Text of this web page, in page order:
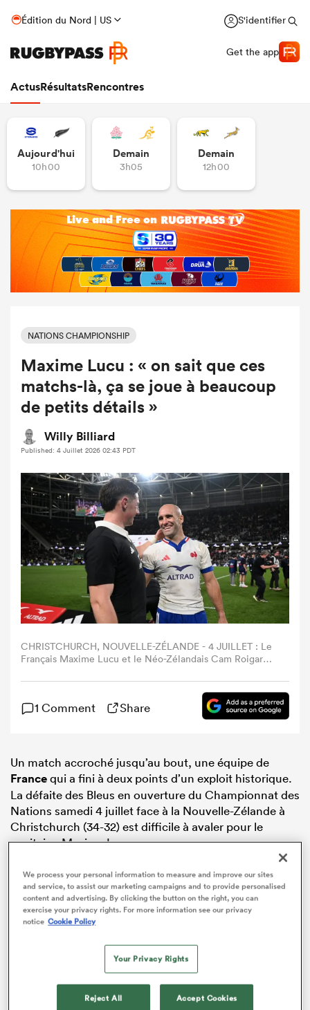
Édition du Nord | US S'identifier
Get the app
ActusRésultatsRencontres
Aujourd'hui
10h00
Demain
3h05
Demain
12h00
NATIONS CHAMPIONSHIP
Maxime Lucu : « on sait que ces
matchs-là, ça se joue à beaucoup
de petits détails »
Willy Billiard
Published: 4 Juillet 2026 02:43 PDT
CHRISTCHURCH, NOUVELLE-ZÉLANDE - 4 JUILLET : Le
Français Maxime Lucu et le Néo-Zélandais Cam Roigard
opposant les All Blacks néo-zélandais à la France au One
New Zealand Stadium, le 4 juillet 2026 à Christchurch,
en Nouvelle-Zélande. (Photo de Joe Allison - Nations
Championship/Nations Championship via Getty Images)
1 Comment Share
Un match accroché jusqu’au bout, une équipe de
Francequi a fini à deux points d’un exploit historique.
La défaite des Bleus en ouverture du Championnat des
Nations samedi 4 juillet face à la Nouvelle-Zélande à
Christchurch (34-32) est difficile à avaler pour le
capitaine Maxime Lucu.
ADVERTISEMENT
We process your personal information to measure and improve our sites
and service, to assist our marketing campaigns and to provide personalised
content and advertising. By clicking the button on the right, you can
exercise your privacy rights. For more information see our privacy
notice Cookie Policy
Your Privacy Rights
Reject All Accept Cookies